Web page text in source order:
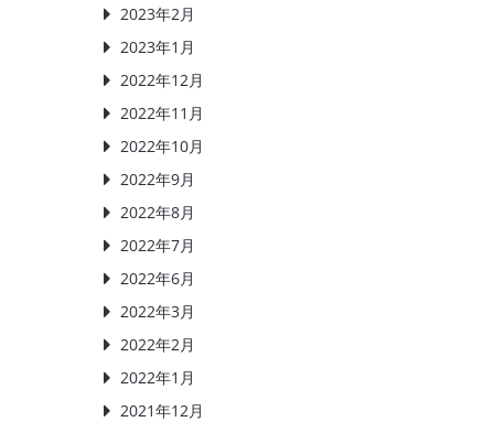
2023年2月
2023年1月
2022年12月
2022年11月
2022年10月
2022年9月
2022年8月
2022年7月
2022年6月
2022年3月
2022年2月
2022年1月
2021年12月